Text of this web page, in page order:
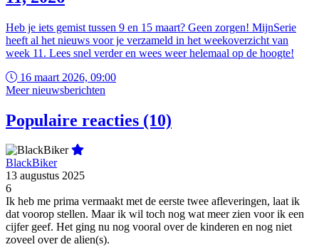
Heb je iets gemist tussen 9 en 15 maart? Geen zorgen! MijnSerie
heeft al het nieuws voor je verzameld in het weekoverzicht van
week 11. Lees snel verder en wees weer helemaal op de hoogte!
16 maart 2026, 09:00
Meer nieuwsberichten
Populaire reacties (10)
BlackBiker
13 augustus 2025
6
Ik heb me prima vermaakt met de eerste twee afleveringen, laat ik
dat voorop stellen. Maar ik wil toch nog wat meer zien voor ik een
cijfer geef. Het ging nu nog vooral over de kinderen en nog niet
zoveel over de alien(s).